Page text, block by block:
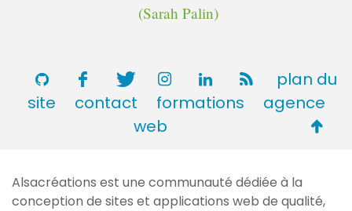
(Sarah Palin)
plan du
site
contact formations
agence
web
de
Alsacréations est une communauté dédiée à la
conception de sites et applications web de qualité,